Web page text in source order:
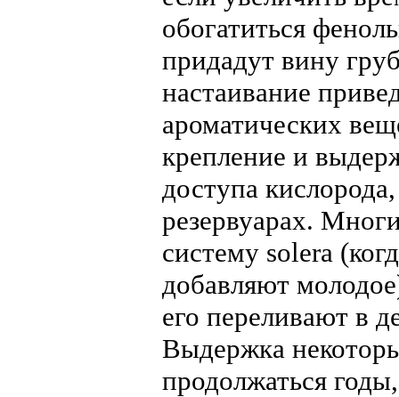
обогатиться
придадут вину
настаивание
ароматических
крепление и
доступа
резервуарах.
систему solera
добавляют
его переливают в
Выдержка
продолжаться